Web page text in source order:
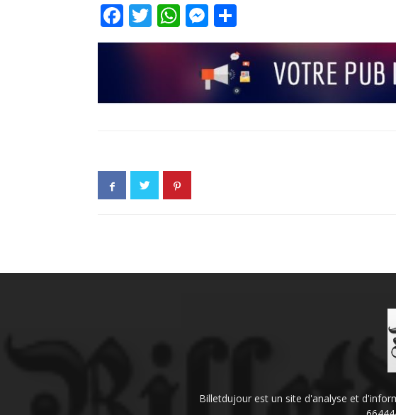
Facebook
TwitterWhatsApp
Messenger
Billetdujour est un site d'analyse et